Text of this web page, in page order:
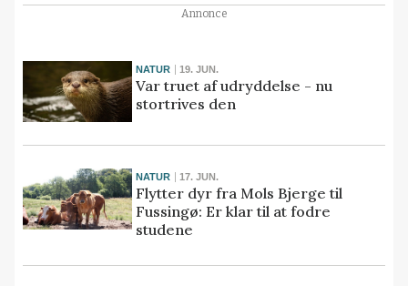
Annonce
NATUR 19. JUN.
Var truet af udryddelse - nu
stortrives den
NATUR 17. JUN.
Flytter dyr fra Mols Bjerge til
Fussingø: Er klar til at fodre
studene